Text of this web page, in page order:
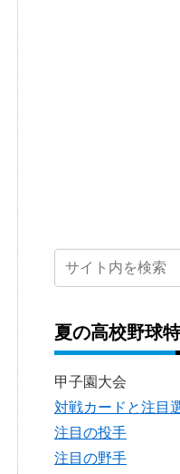
夏の高校野球
甲子園大会
対戦カードと注目
注目の投手
注目の野手